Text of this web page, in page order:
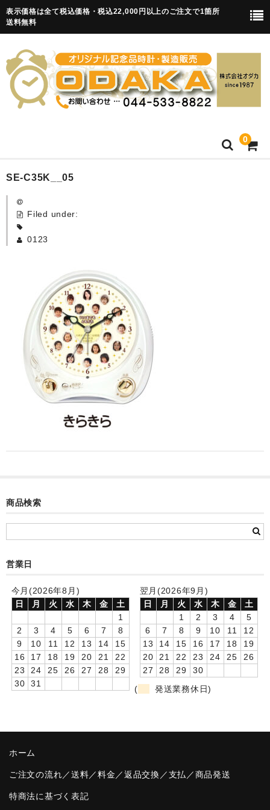
表示価格は全て税込価格・税込22,000円以上のご注文で1箇所
送料無料
0
HOME
卒園記念品
カード付フォトフレームクロック(集合)
目覚まし時計(集合＋個別)
メロディ時計(集合)
音声時計(集合)
目覚まし時計(個別)
お絵かきギャラリープラス(絵＋個別)
お絵かきギャラリー
卒園DVDアルバム
卒業記念品
音声入りフォトフレームクロック(集合)
音声入りフォトフレームクロック(校歌)
スポーツウォッチ
SE-C35K__05
Filed under:
0123
商品検索
営業日
今月(2026年8月)
日
月 火 水 木 金
土
1
2
3 4 5 6 7
8
9
10 11 12 13 14
15
16
17 18 19 20 21
22
23
24 25 26 27 28
29
30
31
翌月(2026年9月)
日
月 火 水 木 金
土
1
2 3 4
5
6
7 8 9 10 11
12
13
14 15 16 17 18
19
20
21 22 23 24 25
26
27
28 29
30
(
発送業務休日)
ホーム
ご注文の流れ／送料／料金／返品交換／支払／商品発送
特商法に基づく表記